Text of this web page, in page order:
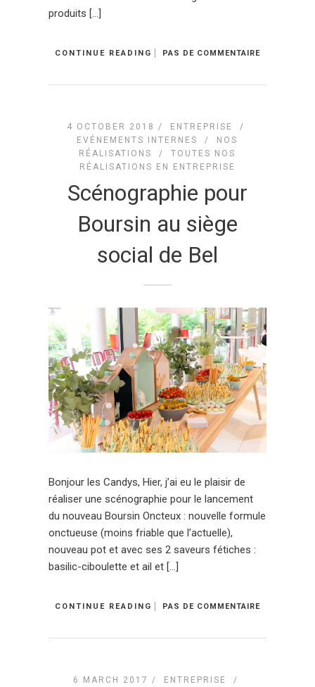
produits […]
CONTINUE READING PAS DE COMMENTAIRE
4 OCTOBER 2018 / ENTREPRISE
/
EVÉNEMENTS INTERNES
/ NOS
RÉALISATIONS
/TOUTES NOS
RÉALISATIONS EN ENTREPRISE
Scénographie pour
Boursin au siège
social de Bel
Bonjour les Candys, Hier, j’ai eu le plaisir de
réaliser une scénographie pour le lancement
du nouveau Boursin Oncteux : nouvelle formule
onctueuse (moins friable que l’actuelle),
nouveau pot et avec ses 2 saveurs fétiches :
basilic-ciboulette et ail et […]
CONTINUE READING PAS DE COMMENTAIRE
6 MARCH 2017 / ENTREPRISE
/